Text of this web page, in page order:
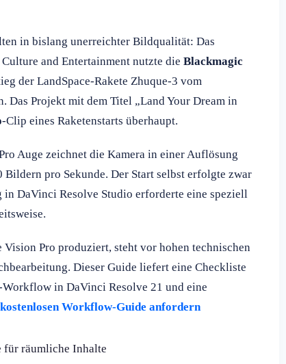
in bislang unerreichter Bildqualität: Das
and Entertainment nutzte die Blackmagic
der LandSpace-Rakete Zhuque-3 vom
Das Projekt mit dem Titel „Land Your Dream in
-Clip eines Raketenstarts überhaupt.
Auge zeichnet die Kamera in einer Auflösung
pro Sekunde. Der Start selbst erfolgte zwar
DaVinci Resolve Studio erforderte eine speziell
Pro produziert, steht vor hohen technischen
Dieser Guide liefert eine Checkliste
in DaVinci Resolve 21 und eine
Workflow-Guide anfordern
für räumliche Inhalte